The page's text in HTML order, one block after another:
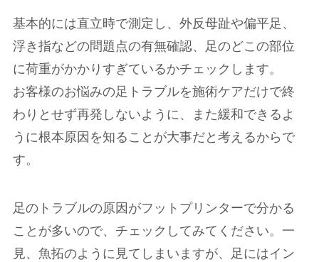
基本的には直立時で測定し、外反母趾や偏平足、
浮き指などの問題点の有無確認、足のどこの部位
に荷重がかかりすぎているかチェックします。
お客様のお悩みの足トラブルを施術ケアだけで終
わりとせず再発しないように、また緩和できるよ
うに根本原因を知ることが大事だと考えるからで
す。
足のトラブルの原因がフットプリンターで分かる
ことが多いので、チェックしてみてください。一
見、魚拓のように見てしまいますが、足にはイン